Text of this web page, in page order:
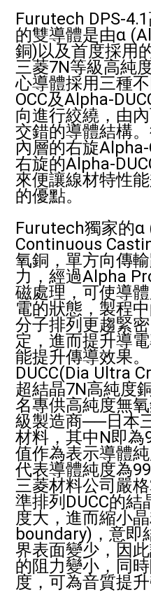
Furutech DPS-
的雙導體是由α
銅)以及首度採用
三菱7N等級高純
心導體採用三種
OCC及Alpha-
向進行絞繞，由
交錯的導體結構
內層的右旋
右旋的Alpha-
來便讓線材特性
的優點。
Furutech獨家的α
Continuous
氧銅，單方向傳
力，經過Alpha
磁處理，可使導
電的狀態，製程
分子排列更趨緊
定，進而提升導
能提升傳導效果
DUCC(Dia Ultra
超結晶7N高純度
名專供高純度無
級製造商──日本
材料，其中N即
值作為表示導體
代表導體純度為
三菱材料公司嚴
準排列DUCC的
度大，進而縮小
boundary)，意即
界表面變少，因
的阻力變小，同
度，可為音質提升